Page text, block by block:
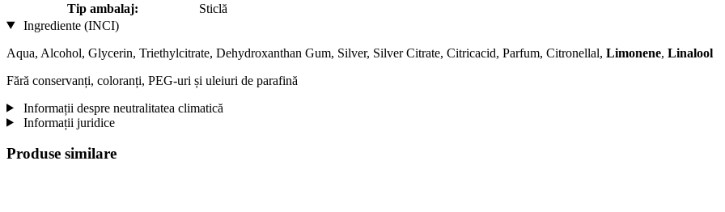
Tip ambalaj:
Sticlă
Ingrediente (INCI)
Aqua, Alcohol, Glycerin, Triethylcitrate, Dehydroxanthan Gum, Silver, Silver Citrate, Citricacid, Parfum, Citronellal, Limonene, Linalool
Fără conservanți, coloranți, PEG-uri și uleiuri de parafină
Informații despre neutralitatea climatică
Informații juridice
Produse similare